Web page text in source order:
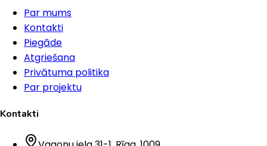
Par mums
Kontakti
Piegāde
Atgriešana
Privātuma politika
Par projektu
Kontakti